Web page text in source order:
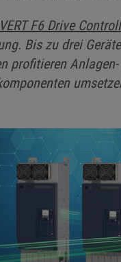
F6 Drive
Bis zu drei
profitieren